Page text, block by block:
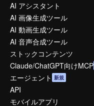
AI アシスタント
AI 画像生成ツール
AI 動画生成ツール
AI 音声合成ツール
ストックコンテンツ
Claude/ChatGPT向けMCP
エージェント 新規
API
モバイルアプリ